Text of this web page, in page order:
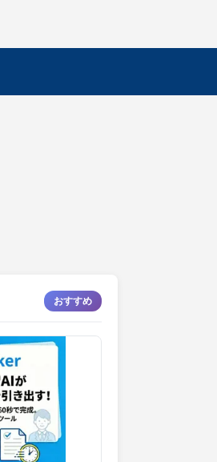
おすすめ